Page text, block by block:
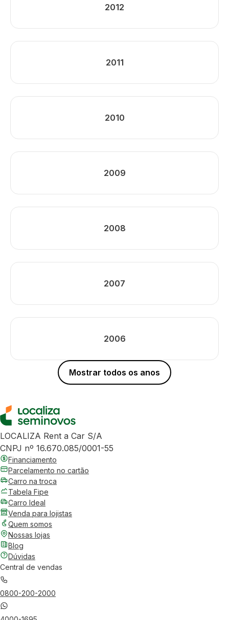
2012
2011
2010
2009
2008
2007
2006
Mostrar todos os anos
LOCALIZA Rent a Car S/A
CNPJ nº 16.670.085/0001-55
Financiamento
Parcelamento no cartão
Carro na troca
Tabela Fipe
Carro Ideal
Venda para lojistas
Quem somos
Nossas lojas
Blog
Dúvidas
Central de vendas
0800-200-2000